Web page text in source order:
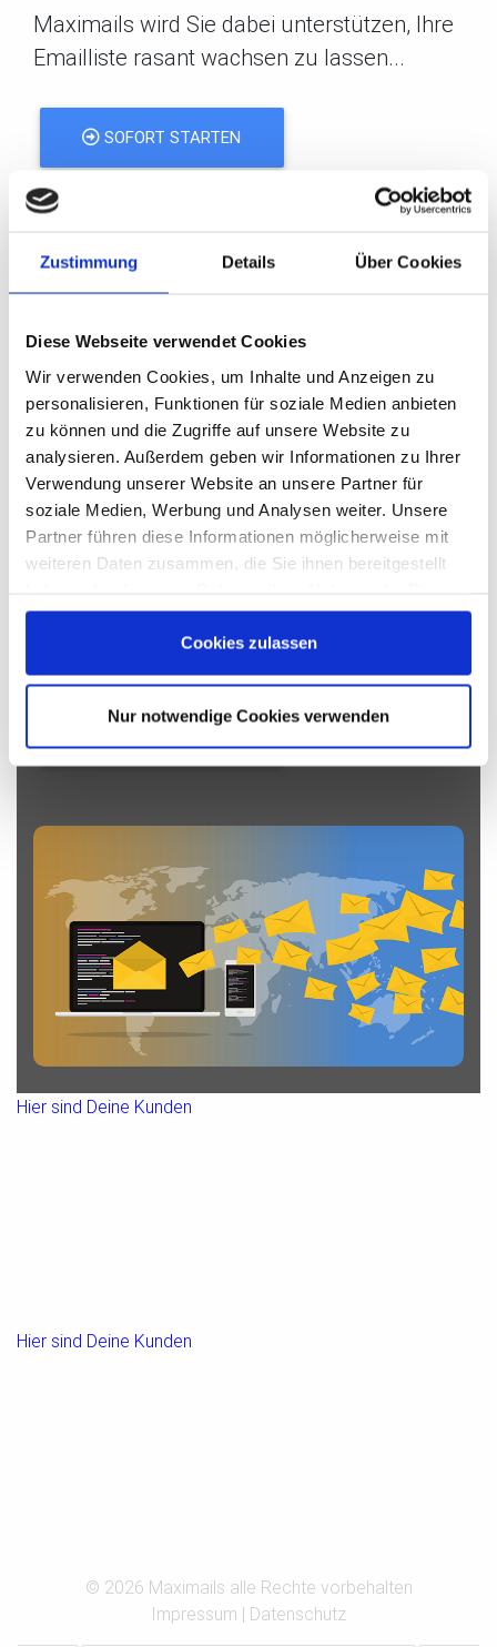
Zustimmung Details Über Cookies
Diese Webseite verwendet Cookies
Wir verwenden Cookies, um Inhalte und Anzeigen zu
personalisieren, Funktionen für soziale Medien anbieten
zu können und die Zugriffe auf unsere Website zu
analysieren. Außerdem geben wir Informationen zu Ihrer
Verwendung unserer Website an unsere Partner für
soziale Medien, Werbung und Analysen weiter. Unsere
Partner führen diese Informationen möglicherweise mit
weiteren Daten zusammen, die Sie ihnen bereitgestellt
gesammelt haben. Sie geben Einwilligung zu unseren
Cookies, wenn Sie unsere Webseite weiterhin nutzen.
Cookies zulassen
Nur notwendige Cookies verwenden
Maximails wird Sie dabei unterstützen, Ihre
Emailliste rasant wachsen zu lassen...
SOFORT STARTEN
Hier sind Deine Kunden
In wenigen
Augenblicken
startklar!
Maximails verwendet ein leistungsstarkes
schnell, einfach und kostenlos.
Hier sind Deine Kunden
Hier sind Deine Kunden
© 2026 Maximails alle Rechte vorbehalten
Impressum | Datenschutz